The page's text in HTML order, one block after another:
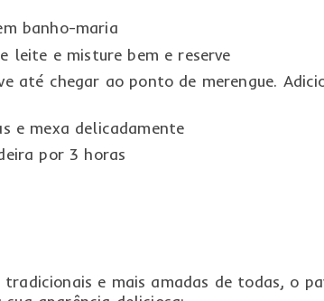
banho-maria
leite e misture bem e reserve
até chegar ao ponto de merengue.
e mexa delicadamente
por 3 horas
tradicionais e mais amadas de todas, o